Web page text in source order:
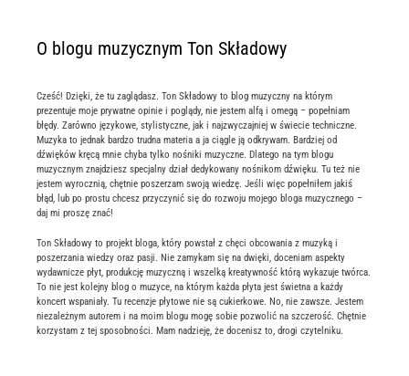
O blogu muzycznym Ton Składowy
Cześć! Dzięki, że tu zaglądasz. Ton Składowy to blog muzyczny na którym
prezentuje moje prywatne opinie i poglądy, nie jestem alfą i omegą – popełniam
błędy. Zarówno językowe, stylistyczne, jak i najzwyczajniej w świecie techniczne.
Muzyka to jednak bardzo trudna materia a ja ciągle ją odkrywam. Bardziej od
dźwięków kręcą mnie chyba tylko nośniki muzyczne. Dlatego na tym blogu
muzycznym znajdziesz specjalny dział dedykowany nośnikom dźwięku. Tu też nie
jestem wyrocznią, chętnie poszerzam swoją wiedzę. Jeśli więc popełniłem jakiś
błąd, lub po prostu chcesz przyczynić się do rozwoju mojego bloga muzycznego –
daj mi proszę znać!
Ton Składowy to projekt bloga, który powstał z chęci obcowania z muzyką i
poszerzania wiedzy oraz pasji. Nie zamykam się na dwięki, doceniam aspekty
wydawnicze płyt, produkcję muzyczną i wszelką kreatywność którą wykazuje twórca.
To nie jest kolejny blog o muzyce, na którym każda płyta jest świetna a każdy
koncert wspaniały. Tu recenzje płytowe nie są cukierkowe. No, nie zawsze. Jestem
niezależnym autorem i na moim blogu mogę sobie pozwolić na szczerość. Chętnie
korzystam z tej sposobności. Mam nadzieję, że docenisz to, drogi czytelniku.